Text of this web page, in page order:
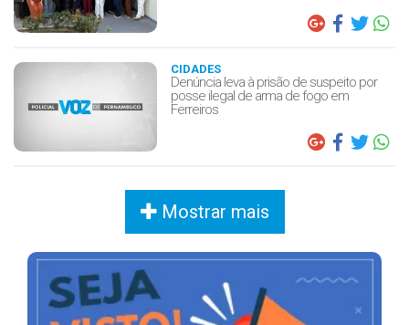
CIDADES
Denúncia leva à prisão de suspeito por
posse ilegal de arma de fogo em
Ferreiros
Mostrar mais